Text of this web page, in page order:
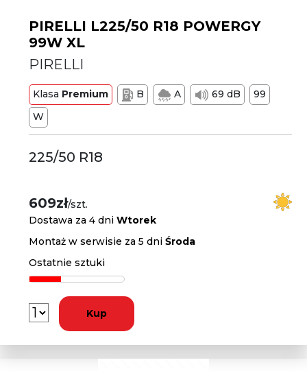
PIRELLI L225/50 R18 POWERGY
99W XL
PIRELLI
Klasa Premium B A 69 dB
99
W
225/50 R18
609zł/szt.
Dostawa za 4 dniWtorek
Montaż w serwisie za 5 dniŚroda
Ostatnie sztuki
Kup